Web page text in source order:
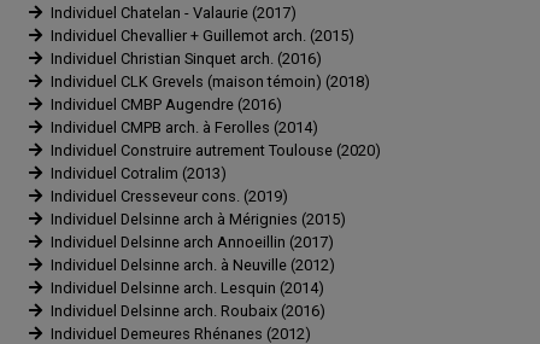
Individuel Chatelan - Valaurie (2017)
Individuel Chevallier + Guillemot arch. (2015)
Individuel Christian Sinquet arch. (2016)
Individuel CLK Grevels (maison témoin) (2018)
Individuel CMBP Augendre (2016)
Individuel CMPB arch. à Ferolles (2014)
Individuel Construire autrement Toulouse (2020)
Individuel Cotralim (2013)
Individuel Cresseveur cons. (2019)
Individuel Delsinne arch à Mérignies (2015)
Individuel Delsinne arch Annoeillin (2017)
Individuel Delsinne arch. à Neuville (2012)
Individuel Delsinne arch. Lesquin (2014)
Individuel Delsinne arch. Roubaix (2016)
Individuel Demeures Rhénanes (2012)